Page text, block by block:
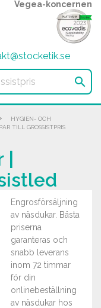
Vegea-koncernen

HYGIEN- OCH
TILL GROSSISTPRIS
Engrosförsäljning
av näsdukar. Bästa
priserna
garanteras och
snabb leverans
inom 72 timmar
för din
onlinebeställning
av näsdukar hos